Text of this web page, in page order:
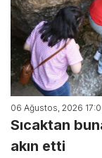
06 Ağustos, 2026
Sıcaktan
akın etti